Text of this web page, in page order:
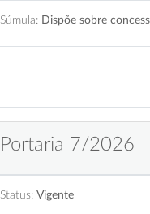
Súmula: Dispõe sobre
Portaria 7/2026
Status: Vigente